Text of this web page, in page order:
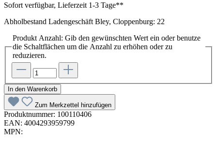
Sofort verfügbar, Lieferzeit 1-3 Tage**
Abholbestand Ladengeschäft Bley, Cloppenburg: 22
Produkt Anzahl: Gib den gewünschten Wert ein oder benutze
die Schaltflächen um die Anzahl zu erhöhen oder zu
reduzieren.
In den Warenkorb
Zum Merkzettel hinzufügen
Produktnummer: 100110406
EAN: 4004293959799
MPN: